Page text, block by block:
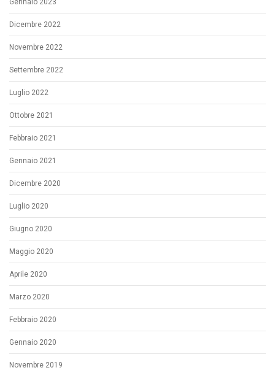
Gennaio 2023
Dicembre 2022
Novembre 2022
Settembre 2022
Luglio 2022
Ottobre 2021
Febbraio 2021
Gennaio 2021
Dicembre 2020
Luglio 2020
Giugno 2020
Maggio 2020
Aprile 2020
Marzo 2020
Febbraio 2020
Gennaio 2020
Novembre 2019